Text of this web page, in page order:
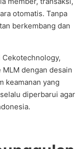
otomatis. Tanpa
berkembang dan
Cekotechnology,
dengan desain
keamanan yang
diperbarui agar